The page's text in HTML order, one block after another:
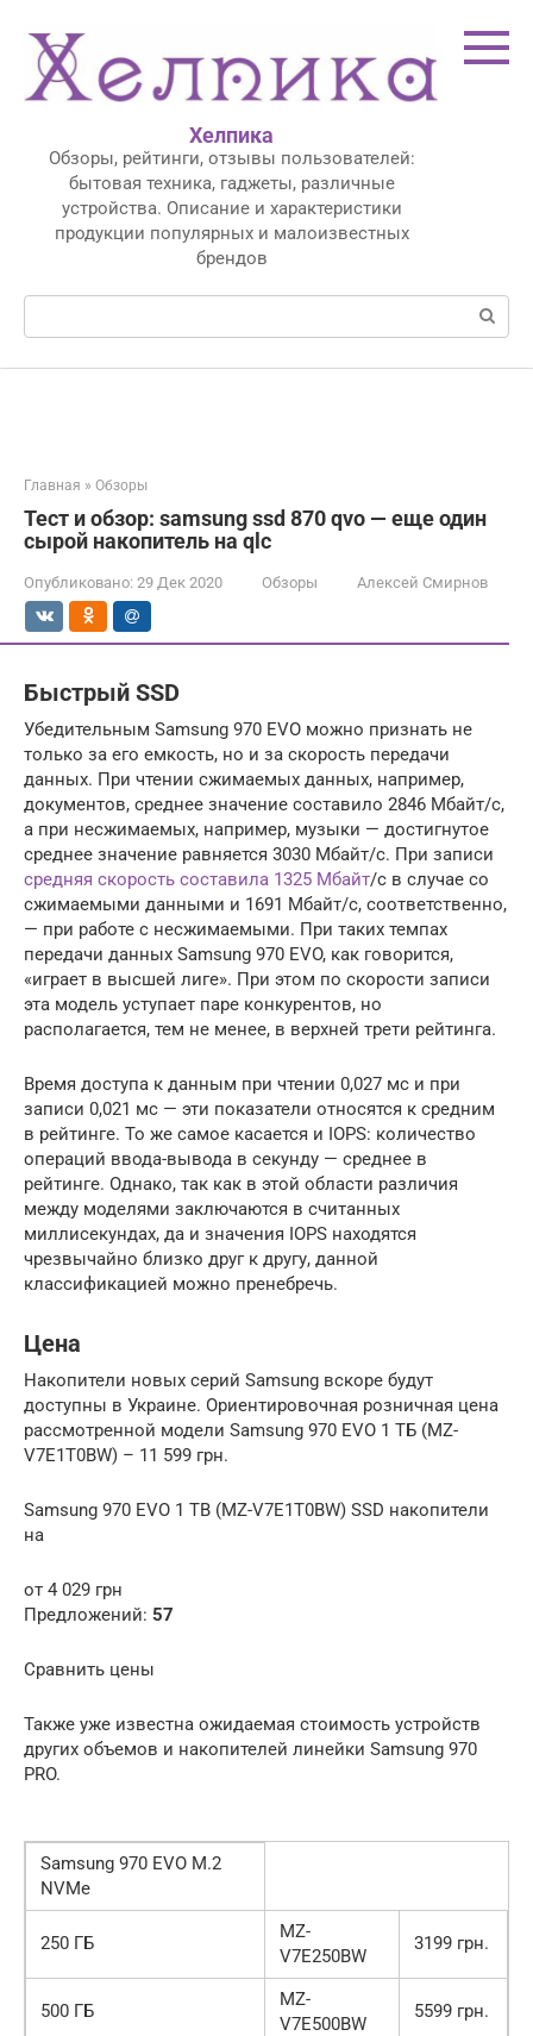
контенту
Хелпика
Обзоры, рейтинги, отзывы пользователей:
бытовая техника, гаджеты, различные
устройства. Описание и характеристики
продукции популярных и малоизвестных
брендов
Поиск:
Главная » Обзоры
Тест и обзор: samsung ssd 870 qvo — еще один
сырой накопитель на qlc
Опубликовано: 29 Дек 2020 Обзоры Алексей Смирнов
Быстрый SSD
Убедительным Samsung 970 EVO можно признать не
только за его емкость, но и за скорость передачи
данных. При чтении сжимаемых данных, например,
документов, среднее значение составило 2846 Мбайт/с,
а при несжимаемых, например, музыки — достигнутое
среднее значение равняется 3030 Мбайт/с. При записи
средняя скорость составила 1325 Мбайт/с в случае со
сжимаемыми данными и 1691 Мбайт/с, соответственно,
— при работе с несжимаемыми. При таких темпах
передачи данных Samsung 970 EVO, как говорится,
«играет в высшей лиге». При этом по скорости записи
эта модель уступает паре конкурентов, но
располагается, тем не менее, в верхней трети рейтинга.
Время доступа к данным при чтении 0,027 мс и при
записи 0,021 мс — эти показатели относятся к средним
в рейтинге. То же самое касается и IOPS: количество
операций ввода-вывода в секунду — среднее в
рейтинге. Однако, так как в этой области различия
между моделями заключаются в считанных
миллисекундах, да и значения IOPS находятся
чрезвычайно близко друг к другу, данной
классификацией можно пренебречь.
Цена
Накопители новых серий Samsung вскоре будут
доступны в Украине. Ориентировочная розничная цена
рассмотренной модели Samsung 970 EVO 1 ТБ (MZ-
V7E1T0BW) – 11 599 грн.
Samsung 970 EVO 1 TB (MZ-V7E1T0BW) SSD накопители
на
от 4 029 грн
Предложений: 57
Сравнить цены
Также уже известна ожидаемая стоимость устройств
других объемов и накопителей линейки Samsung 970
PRO.
Samsung 970 EVO M.2
NVMe
250 ГБ
MZ-
V7E250BW
3199 грн.
500 ГБ
MZ-
V7E500BW
5599 грн.